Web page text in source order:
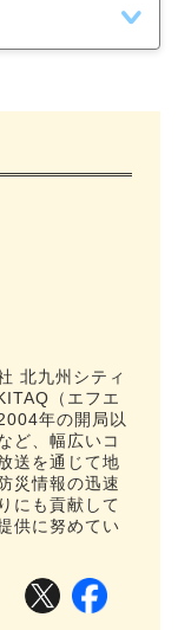
北九州シティ
（エフエ
年の開局以
ど、幅広いコ
送を通じて地
災情報の迅速
にも貢献して
供に努めてい